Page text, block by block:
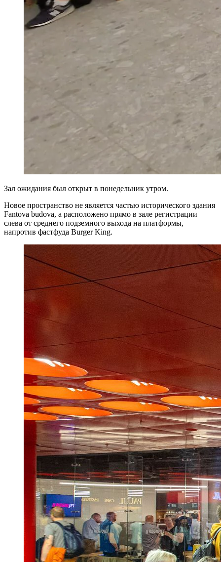
Зал ожидания был открыт в понедельник утром.
Новое пространство не является частью исторического здания
Fantova budova, а расположено прямо в зале регистрации
слева от среднего подземного выхода на платформы,
напротив фастфуда Burger King.